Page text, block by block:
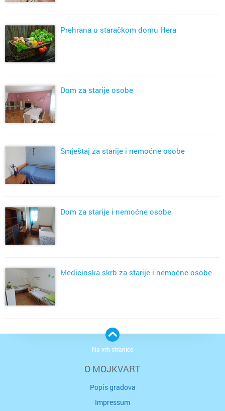
Prehrana u staračkom domu Hera
Dom za starije osobe
Smještaj za starije i nemoćne osobe
Dom za starije i nemoćne osobe
Medicinska skrb za starije i nemoćne osobe
O MOJKVART
Popis gradova
Impressum
Na vrh stranice